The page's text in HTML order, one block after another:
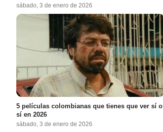
sábado, 3 de enero de 2026
5 películas colombianas que tienes que ver sí o
sí en 2026
sábado, 3 de enero de 2026